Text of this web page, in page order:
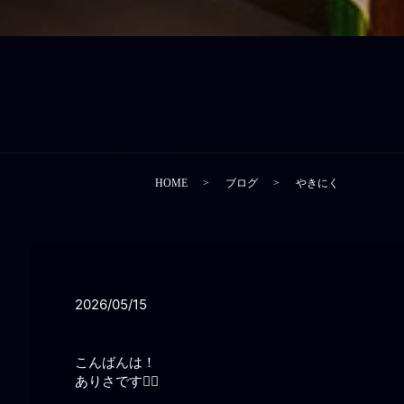
HOME ブログ やきにく
2026/05/15
こんばんは！
ありさです🙂‍↕️